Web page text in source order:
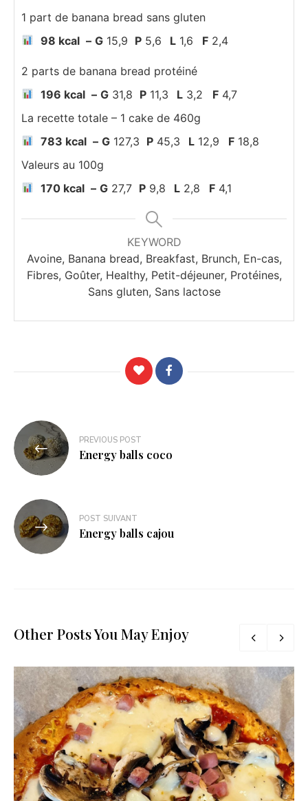
1 part de banana bread sans gluten
98 kcal – G 15,9 P 5,6 L 1,6 F 2,4
2 parts de banana bread protéiné
196 kcal – G 31,8 P 11,3 L 3,2 F 4,7
La recette totale – 1 cake de 460g
783 kcal – G 127,3 P 45,3 L 12,9 F 18,8
Valeurs au 100g
170 kcal – G 27,7 P 9,8 L 2,8 F 4,1
KEYWORD
Avoine, Banana bread, Breakfast, Brunch, En-cas,
Fibres, Goûter, Healthy, Petit-déjeuner, Protéines,
Sans gluten, Sans lactose
Navigation
de
l’article
PREVIOUS POST
Energy balls coco
POST SUIVANT
Energy balls cajou
Other Posts You May Enjoy